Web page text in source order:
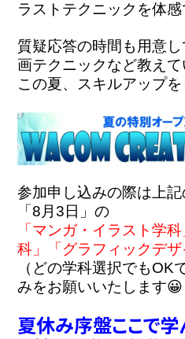
ラストテクニックを体
質疑応答の時間も用意
画テクニックなど教えて
この夏、スキルアップ
参加申し込みの際は上
「マンガ・イラスト学
科」「グラフィックデザ
（どの学科選択でもOK
みをお願いいたします😀
夏休み序盤ここで学